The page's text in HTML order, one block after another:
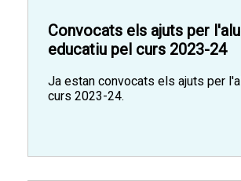
Convocats els ajuts per
educatiu pel curs 2023-24
Ja estan convocats els ajuts per
curs 2023-24.